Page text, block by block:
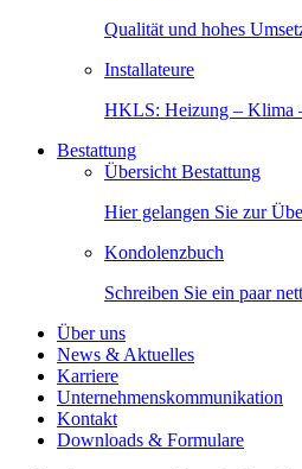
Qualität und hohes
Installateure
HKLS: Heizung – Klima
Bestattung
Übersicht Bestattung
Hier gelangen Sie zur
Kondolenzbuch
Schreiben Sie ein paar
Über uns
News & Aktuelles
Karriere
Unternehmenskommunikation
Kontakt
Downloads & Formulare